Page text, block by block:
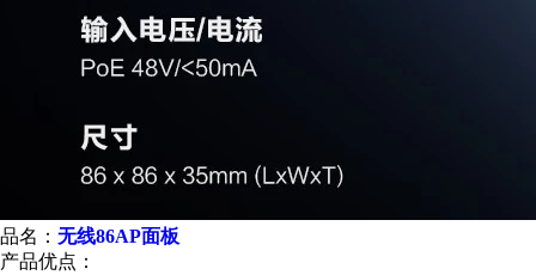
品名： 无线86AP面板
产品优点：